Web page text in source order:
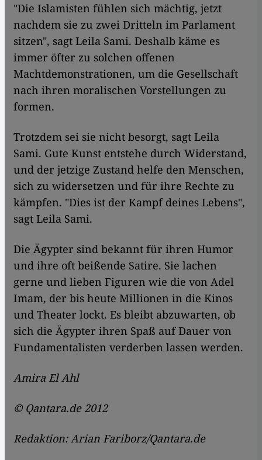
"Die Islamisten fühlen sich mächtig, jetzt
nachdem sie zu zwei Dritteln im Parlament
sitzen", sagt Leila Sami. Deshalb käme es
immer öfter zu solchen offenen
Machtdemonstrationen, um die Gesellschaft
nach ihren moralischen Vorstellungen zu
formen.
Trotzdem sei sie nicht besorgt, sagt Leila
Sami. Gute Kunst entstehe durch Widerstand,
und der jetzige Zustand helfe den Menschen,
sich zu widersetzen und für ihre Rechte zu
kämpfen. "Dies ist der Kampf deines Lebens",
sagt Leila Sami.
Die Ägypter sind bekannt für ihren Humor
und ihre oft beißende Satire. Sie lachen
gerne und lieben Figuren wie die von Adel
Imam, der bis heute Millionen in die Kinos
und Theater lockt. Es bleibt abzuwarten, ob
sich die Ägypter ihren Spaß auf Dauer von
Fundamentalisten verderben lassen werden.
Amira El Ahl
© Qantara.de 2012
Redaktion: Arian Fariborz/Qantara.de